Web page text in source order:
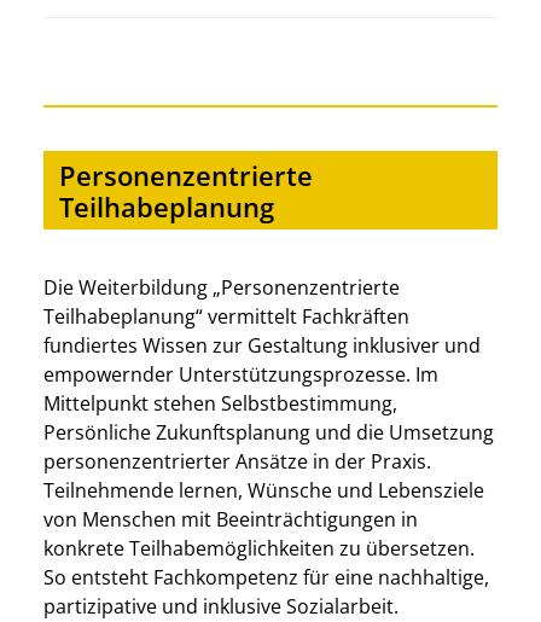
Personenzentrierte
Teilhabeplanung
Die Weiterbildung „Personenzentrierte
Teilhabeplanung“ vermittelt Fachkräften
fundiertes Wissen zur Gestaltung inklusiver und
empowernder Unterstützungsprozesse. Im
Mittelpunkt stehen Selbstbestimmung,
Persönliche Zukunftsplanung und die Umsetzung
personenzentrierter Ansätze in der Praxis.
Teilnehmende lernen, Wünsche und Lebensziele
von Menschen mit Beeinträchtigungen in
konkrete Teilhabemöglichkeiten zu übersetzen.
So entsteht Fachkompetenz für eine nachhaltige,
partizipative und inklusive Sozialarbeit.